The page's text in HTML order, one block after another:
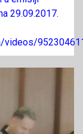
29.09.2017.
videos/